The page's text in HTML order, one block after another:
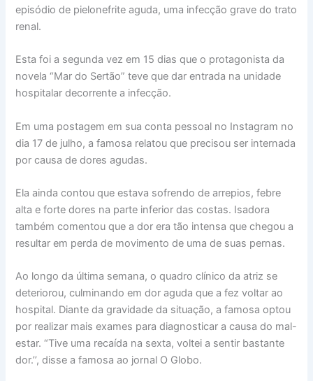
episódio de pielonefrite aguda, uma infecção grave do trato
renal.
Esta foi a segunda vez em 15 dias que o protagonista da
novela “Mar do Sertão” teve que dar entrada na unidade
hospitalar decorrente a infecção.
Em uma postagem em sua conta pessoal no Instagram no
dia 17 de julho, a famosa relatou que precisou ser internada
por causa de dores agudas.
Ela ainda contou que estava sofrendo de arrepios, febre
alta e forte dores na parte inferior das costas. Isadora
também comentou que a dor era tão intensa que chegou a
resultar em perda de movimento de uma de suas pernas.
Ao longo da última semana, o quadro clínico da atriz se
deteriorou, culminando em dor aguda que a fez voltar ao
hospital. Diante da gravidade da situação, a famosa optou
por realizar mais exames para diagnosticar a causa do mal-
estar. “Tive uma recaída na sexta, voltei a sentir bastante
dor.’’, disse a famosa ao jornal O Globo.